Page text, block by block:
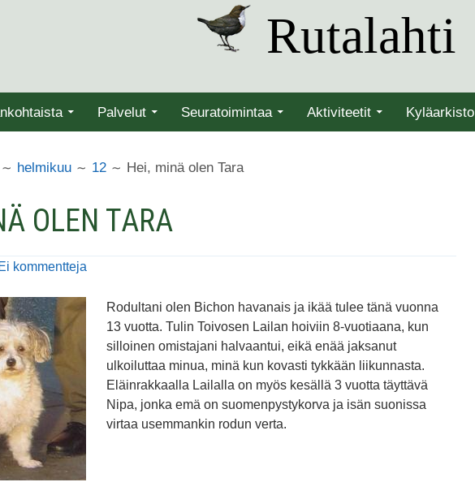
Rutalahti
Palvelut Seuratoimintaa Aktiviteetit Kyläarkisto
helmikuu 12 Hei, minä olen Tara
OLEN TARA
Ei kommentteja
minä
Tara
Rodultani olen Bichon havanais ja ikää tulee tänä vuonna
13 vuotta. Tulin Toivosen Lailan hoiviin 8-vuotiaana, kun
silloinen omistajani halvaantui, eikä enää jaksanut
ulkoiluttaa minua, minä kun kovasti tykkään liikunnasta.
Eläinrakkaalla Lailalla on myös kesällä 3 vuotta täyttävä
Nipa, jonka emä on suomenpystykorva ja isän suonissa
virtaa usemmankin rodun verta.